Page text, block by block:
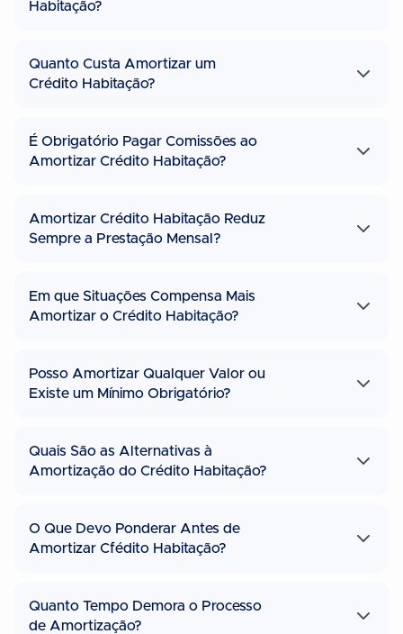
Habitação?
Quanto Custa Amortizar um
Crédito Habitação?
É Obrigatório Pagar Comissões ao
Amortizar Crédito Habitação?
Amortizar Crédito Habitação Reduz
Sempre a Prestação Mensal?
Em que Situações Compensa Mais
Amortizar o Crédito Habitação?
Posso Amortizar Qualquer Valor ou
Existe um Mínimo Obrigatório?
Quais São as Alternativas à
Amortização do Crédito Habitação?
O Que Devo Ponderar Antes de
Amortizar Cfédito Habitação?
Quanto Tempo Demora o Processo
de Amortização?